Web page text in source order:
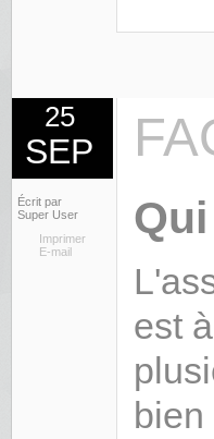
25
SEP
Écrit par
Super User
Imprimer
E-mail
est